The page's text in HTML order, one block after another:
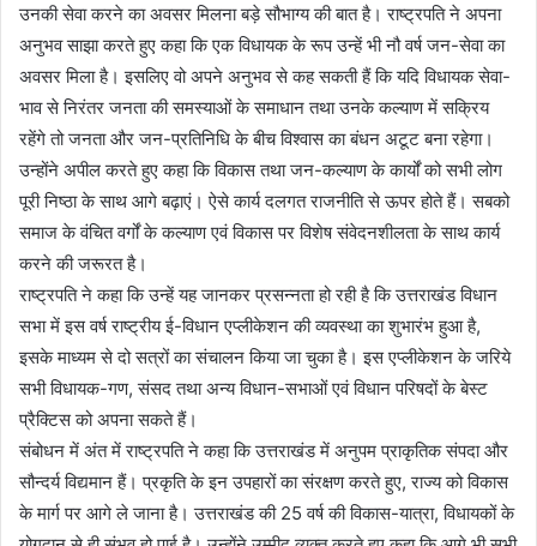
उनकी सेवा करने का अवसर मिलना बड़े सौभाग्य की बात है। राष्ट्रपति ने अपना
अनुभव साझा करते हुए कहा कि एक विधायक के रूप उन्हें भी नौ वर्ष जन-सेवा का
अवसर मिला है। इसलिए वो अपने अनुभव से कह सकती हैं कि यदि विधायक सेवा-
भाव से निरंतर जनता की समस्याओं के समाधान तथा उनके कल्याण में सक्रिय
रहेंगे तो जनता और जन-प्रतिनिधि के बीच विश्वास का बंधन अटूट बना रहेगा।
उन्होंने अपील करते हुए कहा कि विकास तथा जन-कल्याण के कार्यों को सभी लोग
पूरी निष्ठा के साथ आगे बढ़ाएं। ऐसे कार्य दलगत राजनीति से ऊपर होते हैं। सबको
समाज के वंचित वर्गों के कल्याण एवं विकास पर विशेष संवेदनशीलता के साथ कार्य
करने की जरूरत है।
राष्ट्रपति ने कहा कि उन्हें यह जानकर प्रसन्नता हो रही है कि उत्तराखंड विधान
सभा में इस वर्ष राष्ट्रीय ई-विधान एप्लीकेशन की व्यवस्था का शुभारंभ हुआ है,
इसके माध्यम से दो सत्रों का संचालन किया जा चुका है। इस एप्लीकेशन के जरिये
सभी विधायक-गण, संसद तथा अन्य विधान-सभाओं एवं विधान परिषदों के बेस्ट
प्रैक्टिस को अपना सकते हैं।
संबोधन में अंत में राष्ट्रपति ने कहा कि उत्तराखंड में अनुपम प्राकृतिक संपदा और
सौन्दर्य विद्यमान हैं। प्रकृति के इन उपहारों का संरक्षण करते हुए, राज्य को विकास
के मार्ग पर आगे ले जाना है। उत्तराखंड की 25 वर्ष की विकास-यात्रा, विधायकों के